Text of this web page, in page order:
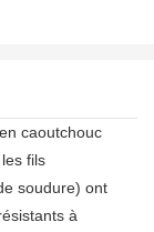
caoutchouc
fils
soudure) ont
à